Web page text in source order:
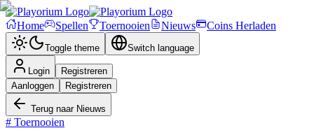
Home Spellen Toernooien Nieuws Coins Herladen
Toggle theme Switch language
Login
Registreren
Aanloggen
Registreren
Terug naar Nieuws
# Toernooien